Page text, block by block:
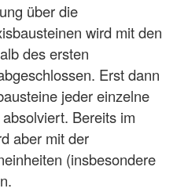
über die
wird mit den
des ersten
Erst dann
jeder einzelne
Bereits im
aber mit der
(insbesondere